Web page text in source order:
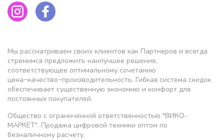
Мы рассматриваем своих клиентов как Партнеров и всегда
стремимся предложить наилучшее решение,
соответствующее оптимальному сочетанию
цена−качество−производительность. Гибкая система скидок
обеспечивает существенную экономию и комфорт для
постоянных покупателей.
Общество с ограниченной ответственностью "ВИКО-
МАРКЕТ". Продажа цифровой техники оптом по
безналичному расчету.